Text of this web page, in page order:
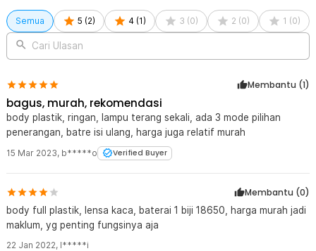
Semua 5 (2) 4 (1 ) 3 (0) 2 (0) 1 (0)
Cari Ulasan
Membantu (1)
bagus, murah, rekomendasi
body plastik, ringan, lampu terang sekali, ada 3 mode pilihan
penerangan, batre isi ulang, harga juga relatif murah
15 Mar 2023, b*****o Verified Buyer
Membantu (0)
body full plastik, lensa kaca, baterai 1 biji 18650, harga murah jadi
maklum, yg penting fungsinya aja
22 Jan 2022, I*****i